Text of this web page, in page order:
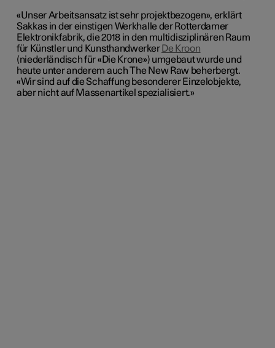
«Unser Arbeitsansatz ist sehr projektbezogen», erklärt
Sakkas in der einstigen Werkhalle der Rotterdamer
Elektronikfabrik, die 2018 in den multidisziplinären Raum
für Künstler und Kunsthandwerker De Kroon
(niederländisch für «Die Krone») umgebaut wurde und
heute unter anderem auch The New Raw beherbergt.
«Wir sind auf die Schaffung besonderer Einzelobjekte,
aber nicht auf Massenartikel spezialisiert.»